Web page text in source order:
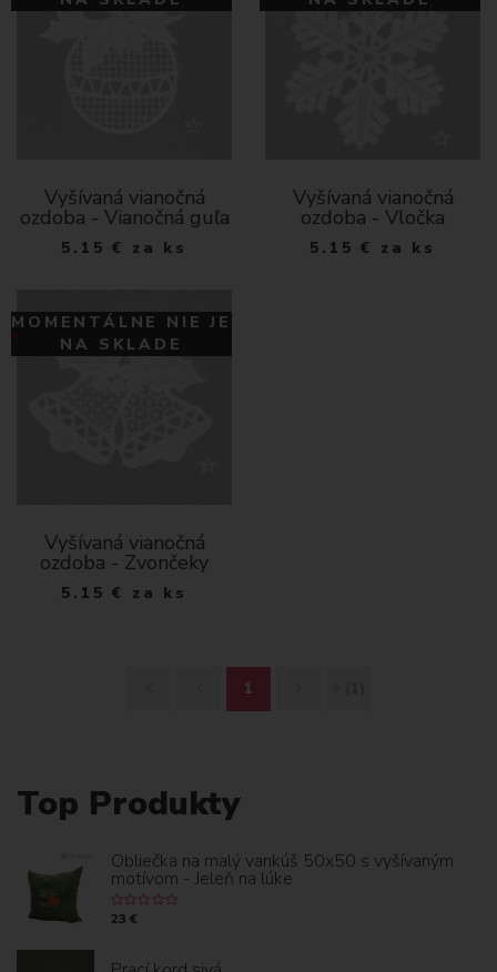
Vyšívaná vianočná
ozdoba - Vianočná guľa
5.15 € za ks
Vyšívaná vianočná
ozdoba - Vločka
5.15 € za ks
MOMENTÁLNE NIE JE
NA SKLADE
Vyšívaná vianočná
ozdoba - Zvončeky
5.15 € za ks
A
T
Ť
1
J E
Top Produkty
Obliečka na malý vankúš 50x50 s vyšívaným
motívom - Jeleň na lúke
23 €